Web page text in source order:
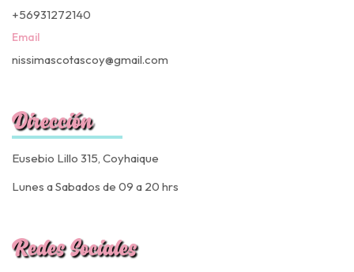
+56931272140
Email
nissimascotascoy@gmail.com
Dirección
Eusebio Lillo 315, Coyhaique
Lunes a Sabados de 09 a 20 hrs
Redes Sociales